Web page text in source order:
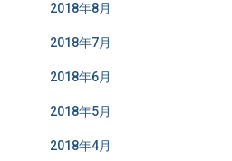
2018年8月
2018年7月
2018年6月
2018年5月
2018年4月